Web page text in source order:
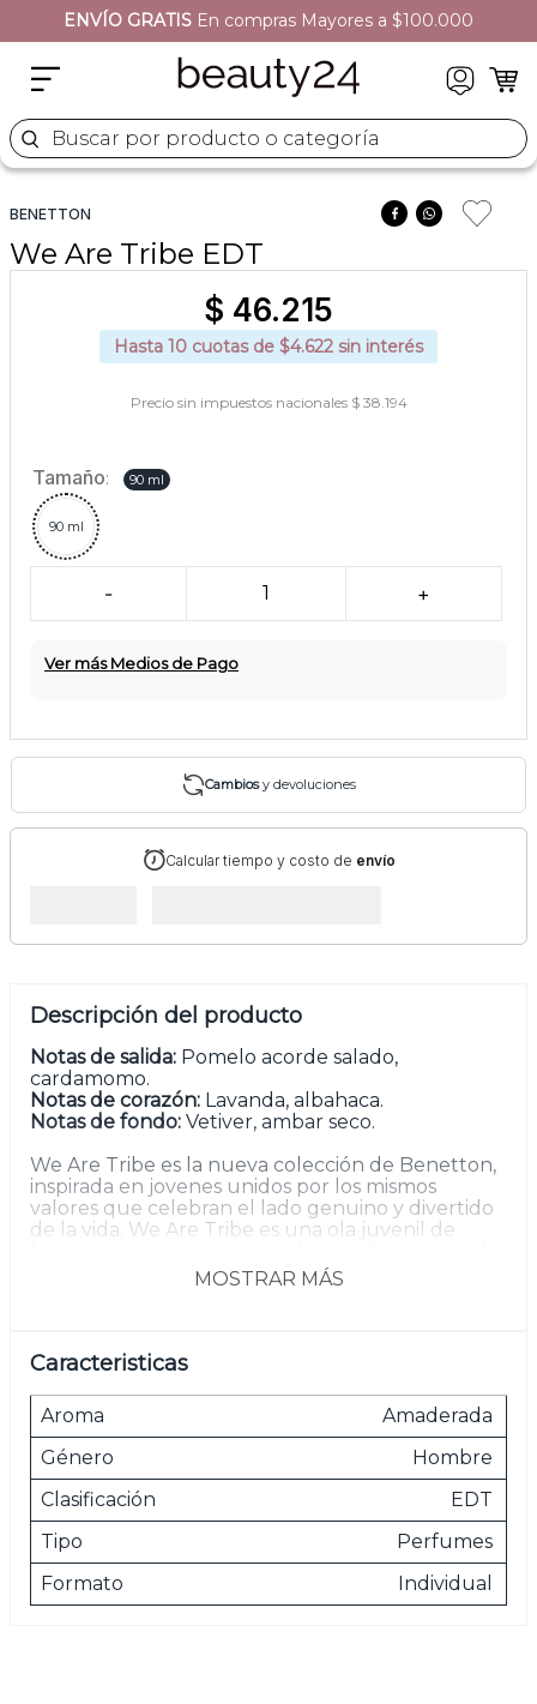
ENVÍO GRATISEN TODO EL SITIO
Buscar por producto o categoría
BENETTON
We Are Tribe EDT
$ 46.215
Hasta 10 cuotas de $4.622 sin interés
Precio sin impuestos nacionales $ 38.194
Tamaño: 90 ml
90 ml
- 1 +
Ver más Medios de Pago
Cambiosy devoluciones
Calcular tiempo y costo de envío
Descripción del producto
Notas de salida: Pomelo acorde salado,
cardamomo.
Notas de corazón: Lavanda, albahaca.
Notas de fondo: Vetiver, ambar seco.
We Are Tribe es la nueva colección de Benetton,
inspirada en jovenes unidos por los mismos
valores que celebran el lado genuino y divertido
de la vida. We Are Tribe es una ola juvenil de
masculinidad de las maderas y el ámbar. Una
MOSTRAR MÁS
Caracteristicas
Aroma
Amaderada
Género
Hombre
Clasificación
EDT
Tipo
Perfumes
Formato
Individual
moschino
naj oleari
5. versace